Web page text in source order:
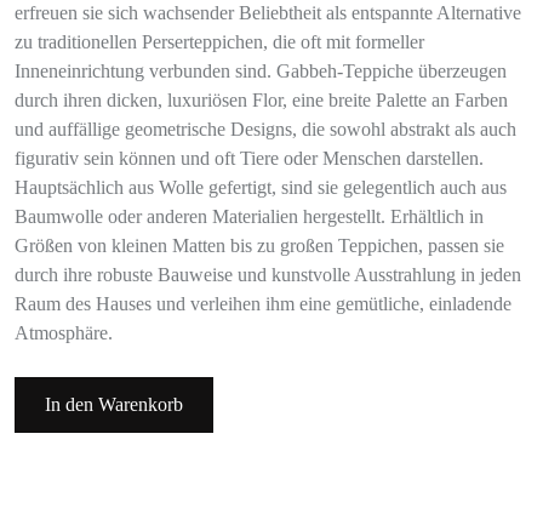
erfreuen sie sich wachsender Beliebtheit als entspannte Alternative
zu traditionellen Perserteppichen, die oft mit formeller
Inneneinrichtung verbunden sind. Gabbeh-Teppiche überzeugen
durch ihren dicken, luxuriösen Flor, eine breite Palette an Farben
und auffällige geometrische Designs, die sowohl abstrakt als auch
figurativ sein können und oft Tiere oder Menschen darstellen.
Hauptsächlich aus Wolle gefertigt, sind sie gelegentlich auch aus
Baumwolle oder anderen Materialien hergestellt. Erhältlich in
Größen von kleinen Matten bis zu großen Teppichen, passen sie
durch ihre robuste Bauweise und kunstvolle Ausstrahlung in jeden
Raum des Hauses und verleihen ihm eine gemütliche, einladende
Atmosphäre.
In den Warenkorb